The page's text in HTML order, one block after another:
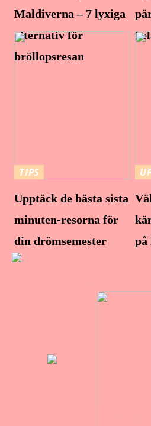
Maldiverna – 7 lyxiga
alternativ för
bröllopsresan
TIPS
Upptäck de bästa sista
minuten-resorna för
din drömsemester
på